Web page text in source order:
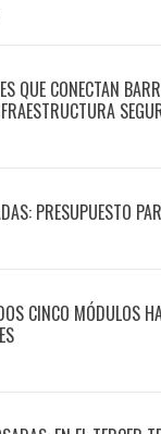
QUE CONECTAN
PRESUPUESTO
CINCO MÓDULOS